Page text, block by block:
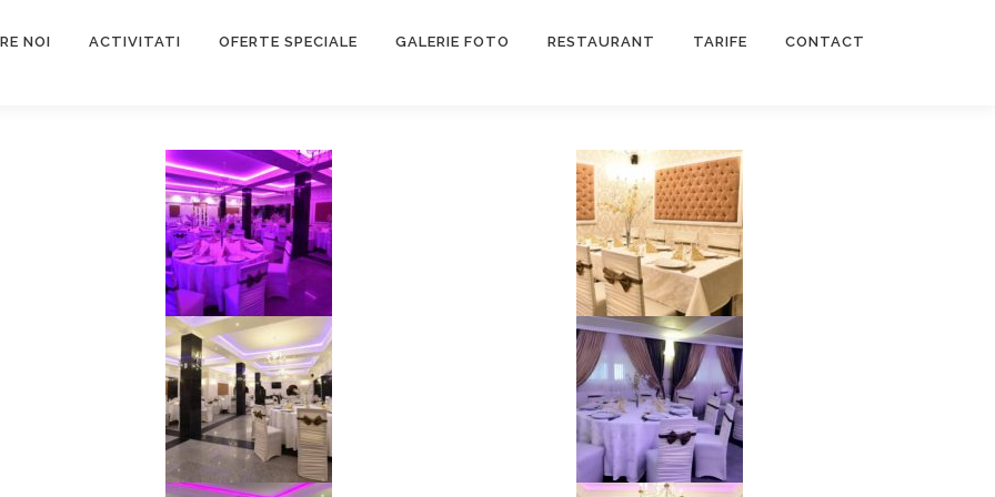
NOI ACTIVITATI OFERTE SPECIALE GALERIE FOTO RESTAURANT TARIFE CONTACT